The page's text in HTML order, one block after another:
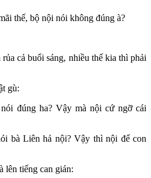
thế, bộ nội nói không đúng à?
cả buổi sáng, nhiều thế kia thì phải
gù:
đúng ha? Vậy mà nội cứ ngỡ cái
bà Liên hả nội? Vậy thì nội để con
lên tiếng can gián: